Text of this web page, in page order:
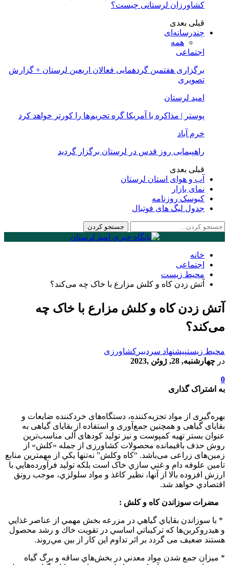
کشاورزان لرستانی چیست؟
قبلی بعدی
چندرسانه‌ای
همه
اجتماعی
برگزاری هفتمین گردهمایی فعالان اربعین لرستان + گزارش
تصویری
امید لرستان
پوستر | مذاکره با آمریکا گره تحریم‌ها را کورتر خواهد کرد
خرم آباد
راهپیمایی روز قدس در لرستان برگزار گردید
قبلی بعدی
آب و هوای استان لرستان
نمای بازار
کیوسک روزنامه
جدول لیگ های فوتبال
خانه
اجتماعی
محیط زیست
آتش زدن کاه و کلش مزارع با خاک چه می‌کند؟
آتش زدن کاه و کلش مزارع با خاک چه
می‌کند؟
محیط زیستپیشنهاد سردبیر کشاورزی
در چهارشنبه, 28, ژوئن ,2023
0
به اشتراک گذاری
بهره‌گیری از مواد تجزیه‌كننده، دستگاه‌های خردكننده ضایعات و
بقایای گیاهی و همچنین جمع‌آوری و استفاده از بقایای گیاهی به
عنوان بستر تهیه كمپوست و نیز تولید كودهای آلی مناسب‌ترین
روش حذف باقیمانده محصولات كشاورزی از جمله «كلش» از
زمین‌های زراعی می‌باشد. “کاه وکلش” نه‌تنها يکي از مهمترين منابع
تامين علوفه دام و غني سازي خاک است بلکه توليد فرآورده‌هايي با
ارزش افزوده بالا از آنها، نظير کاغذ و مواد سلولزي، موجب رونق
اقتصادي خواهد شد.
مضرات سوزاندن کاه و کلش :
* با سوزاندن بقاياي گياهي در مزرعه بخش مهمي از عناصر غذايي
و هيدروكربن‌ها كه تركيباتي اساسي در تقويت خاك و رشد محصول
هستند ضعيف می گردد بر اثر تداوم اين كار از بين مي‌روند.
* ميزان جمع شدن مواد معدني در بخش‌هاي ساقه و برگ گياه